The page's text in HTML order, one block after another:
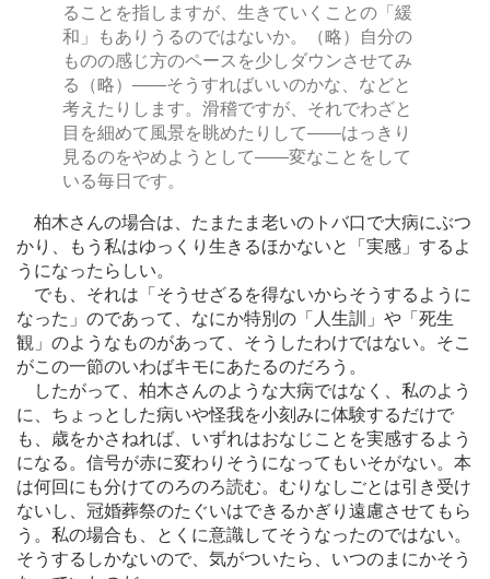
ることを指しますが、生きていくことの「緩
和」もありうるのではないか。（略）自分の
ものの感じ方のペースを少しダウンさせてみ
る（略） ――そうすればいいのかな、などと
考えたりします。滑稽ですが、それでわざと
目を細めて風景を眺めたりして――はっきり
見るのをやめようとして――変なことをして
いる毎日です。
柏木さんの場合は、たまたま老いのトバ口で大病にぶつ
かり、もう私はゆっくり生きるほかないと「実感」するよ
うになったらしい。
でも、それは「そうせざるを得ないからそうするように
なった」のであって、なにか特別の「人生訓」や「死生
観」のようなものがあって、そうしたわけではない。そこ
がこの一節のいわばキモにあたるのだろう。
したがって、柏木さんのような大病ではなく、私のよう
に、ちょっとした病いや怪我を小刻みに体験するだけで
も、歳をかさねれば、いずれはおなじことを実感するよう
になる。信号が赤に変わりそうになってもいそがない。本
は何回にも分けてのろのろ読む。むりなしごとは引き受け
ないし、冠婚葬祭のたぐいはできるかぎり遠慮させてもら
う。私の場合も、とくに意識してそうなったのではない。
そうするしかないので、気がついたら、いつのまにかそう